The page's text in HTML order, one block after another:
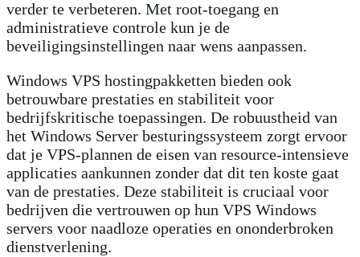
verder te verbeteren. Met root-toegang en
administratieve controle kun je de
beveiligingsinstellingen naar wens aanpassen.
Windows VPS hostingpakketten bieden ook
betrouwbare prestaties en stabiliteit voor
bedrijfskritische toepassingen. De robuustheid van
het Windows Server besturingssysteem zorgt ervoor
dat je VPS-plannen de eisen van resource-intensieve
applicaties aankunnen zonder dat dit ten koste gaat
van de prestaties. Deze stabiliteit is cruciaal voor
bedrijven die vertrouwen op hun VPS Windows
servers voor naadloze operaties en ononderbroken
dienstverlening.